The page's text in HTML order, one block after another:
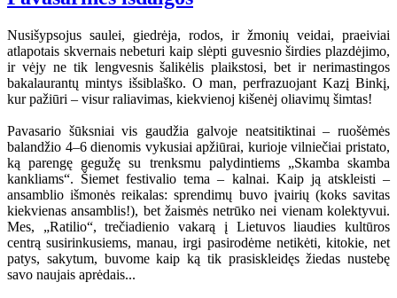
Nusišypsojus saulei, giedrėja, rodos, ir žmonių veidai, praeiviai
atlapotais skvernais nebeturi kaip slėpti guvesnio širdies plazdėjimo,
ir vėjy ne tik lengvesnis šalikėlis plaikstosi, bet ir nerimastingos
bakalaurantų mintys išsiblaško. O man, perfrazuojant Kazį Binkį,
kur pažiūri – visur raliavimas, kiekvienoj kišenėj oliavimų šimtas!
Pavasario šūksniai vis gaudžia galvoje neatsitiktinai – ruošėmės
balandžio 4–6 dienomis vykusiai apžiūrai, kurioje vilniečiai pristato,
ką parengę gegužę su trenksmu palydintiems „Skamba skamba
kankliams“. Šiemet festivalio tema – kalnai. Kaip ją atskleisti –
ansamblio išmonės reikalas: sprendimų buvo įvairių (koks savitas
kiekvienas ansamblis!), bet žaismės netrūko nei vienam kolektyvui.
Mes, „Ratilio“, trečiadienio vakarą į Lietuvos liaudies kultūros
centrą susirinkusiems, manau, irgi pasirodėme netikėti, kitokie, net
patys, sakytum, buvome kaip ką tik prasiskleidęs žiedas nustebę
savo naujais aprėdais...